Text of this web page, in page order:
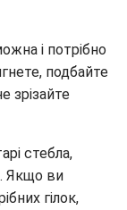
і потрібно
подбайте
зрізайте
стебла,
Якщо ви
гілок,